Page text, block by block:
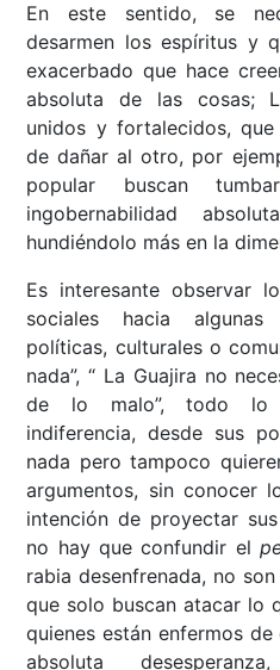
En este sentido, se
desarmen los espíritus y
exacerbado que hace
absoluta de las cosas;
unidos y fortalecidos,
de dañar al otro, por
popular buscan
ingobernabilidad
hundiéndolo más en la
Es interesante observar
sociales hacia algunas
políticas, culturales o
nada”, “ La Guajira no
de lo malo”, todo lo
indiferencia, desde sus
nada pero tampoco
argumentos, sin conocer
intención de proyectar
no hay que confundir el
rabia desenfrenada, no
que solo buscan atacar lo
quienes están enfermos
absoluta